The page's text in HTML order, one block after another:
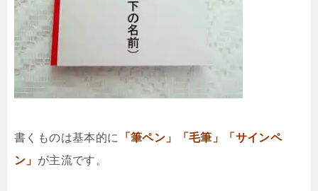
書くものは基本的に
「筆ペン」「毛筆」「サインペ
ン」 が主流です。